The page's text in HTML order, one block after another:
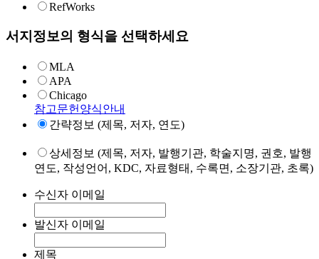
RefWorks
서지정보의 형식을 선택하세요
MLA
APA
Chicago
참고문헌양식안내
간략정보 (제목, 저자, 연도)
상세정보 (제목, 저자, 발행기관, 학술지명, 권호, 발행
연도, 작성언어, KDC, 자료형태, 수록면, 소장기관, 초록)
수신자 이메일
발신자 이메일
제목